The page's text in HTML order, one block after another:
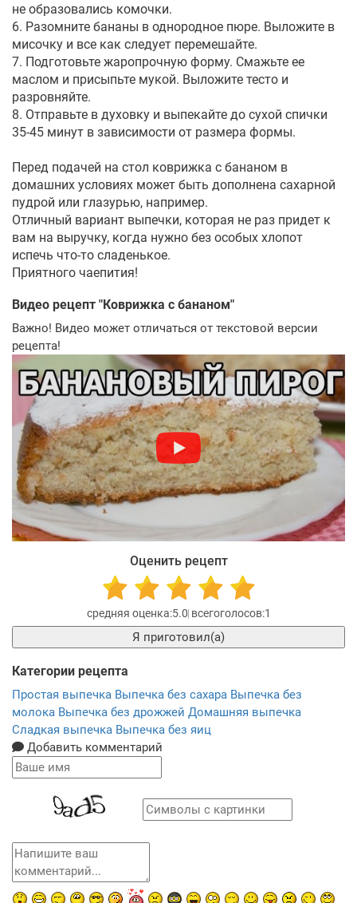
не образовались комочки.
6. Разомните бананы в однородное пюре. Выложите в
мисочку и все как следует перемешайте.
7. Подготовьте жаропрочную форму. Смажьте ее
маслом и присыпьте мукой. Выложите тесто и
разровняйте.
8. Отправьте в духовку и выпекайте до сухой спички
35-45 минут в зависимости от размера формы.
Перед подачей на стол коврижка с бананом в
домашних условиях может быть дополнена сахарной
пудрой или глазурью, например.
Отличный вариант выпечки, которая не раз придет к
вам на выручку, когда нужно без особых хлопот
испечь что-то сладенькое.
Приятного чаепития!
Видео рецепт "Коврижка с бананом"
Важно! Видео может отличаться от текстовой версии
рецепта!
Оценить рецепт
5.0 1
Я приготовил(а)
Категории рецепта
Простая выпечка Выпечка без сахара Выпечка без
молока Выпечка без дрожжей Домашняя выпечка
Сладкая выпечка Выпечка без яиц
Добавить комментарий